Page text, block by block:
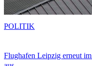
Flughafen Leipzig erneut
POLITIK